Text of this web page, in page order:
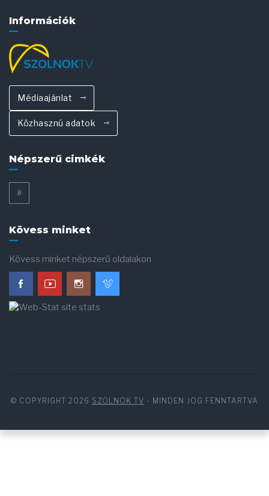
Információk
Médiaajánlat
Közhasznú adatok
Népszerű cimkék
#
Kövess minket
Kövess minket népszerű oldalakon
© COPYRIGHT 2026 SZOLNOK TV - MINDEN JOG FENNTARTVA